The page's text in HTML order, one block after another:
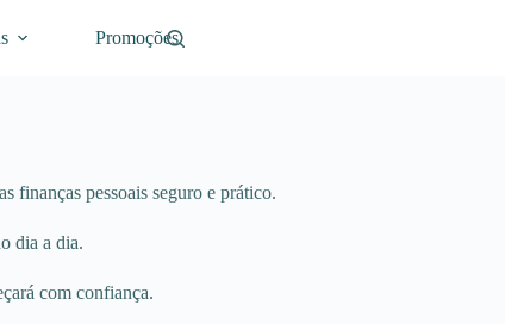
Promoções
finanças pessoais seguro e prático.
dia a dia.
com confiança.